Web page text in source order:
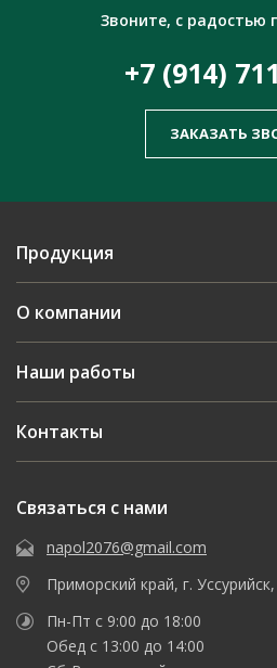
Звоните, с
+7 (914)
ЗАКАЗАТЬ
Продукция
О компании
Наши работы
Контакты
Связаться с нами
napol2076@gmail.com
Приморский край, г.
Пн-Пт с 9:00 до 18:00
Обед с 13:00 до 14:00